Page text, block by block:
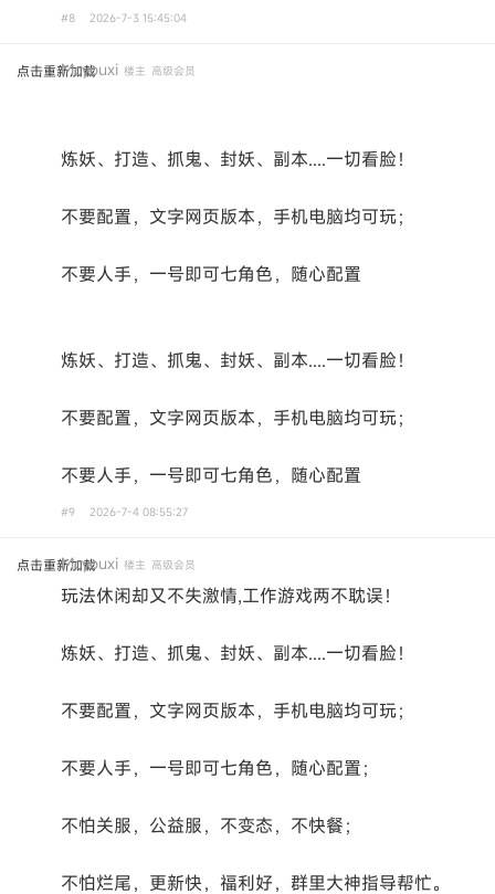
#8 2026-7-3 15:45:04
点击重新加载
Mcyouxi 楼主 高级会员
炼妖、打造、抓鬼、封妖、副本....一切看脸！
不要配置，文字网页版本，手机电脑均可玩；
不要人手，一号即可七角色，随心配置
炼妖、打造、抓鬼、封妖、副本....一切看脸！
不要配置，文字网页版本，手机电脑均可玩；
不要人手，一号即可七角色，随心配置
#9 2026-7-4 08:55:27
点击重新加载
Mcyouxi 楼主 高级会员
玩法休闲却又不失激情,工作游戏两不耽误！
炼妖、打造、抓鬼、封妖、副本....一切看脸！
不要配置，文字网页版本，手机电脑均可玩；
不要人手，一号即可七角色，随心配置；
不怕关服，公益服，不变态，不快餐；
不怕烂尾，更新快，福利好，群里大神指导帮忙。